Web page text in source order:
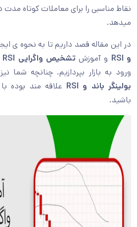
نقاط مناسبی را برای معاملات کوتاه مدت
میدهد.
در این مقاله قصد داریم تا به نحوه ی
و RSI
و آموزش تشخیص واگرایی RSI
ورود به بازار بپردازیم. چنانچه شما
بولینگر باند و RSI
علاقه مند بوده با
باشید.